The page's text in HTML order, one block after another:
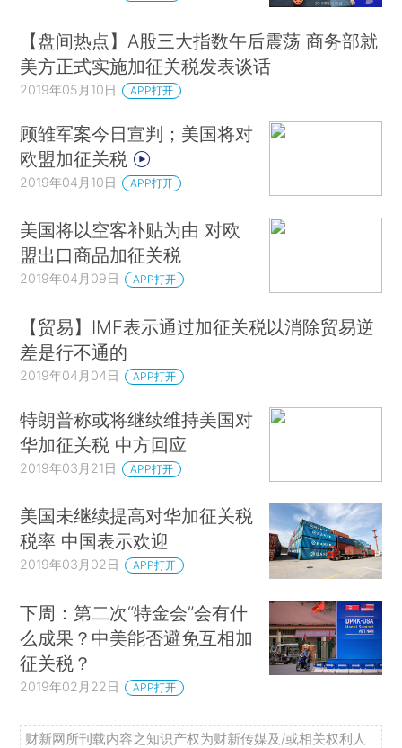
【盘间热点】A股三大指数午后震荡 商务部就
美方正式实施加征关税发表谈话
2019年05月10日 APP打开
顾雏军案今日宣判；美国将对
欧盟加征关税
2019年04月10日 APP打开
美国将以空客补贴为由 对欧
盟出口商品加征关税
2019年04月09日 APP打开
【贸易】IMF表示通过加征关税以消除贸易逆
差是行不通的
2019年04月04日 APP打开
特朗普称或将继续维持美国对
华加征关税 中方回应
2019年03月21日 APP打开
美国未继续提高对华加征关税
税率 中国表示欢迎
2019年03月02日 APP打开
下周：第二次“特金会”会有什
么成果？中美能否避免互相加
征关税？
2019年02月22日 APP打开
财新网所刊载内容之知识产权为财新传媒及/或相关权利人